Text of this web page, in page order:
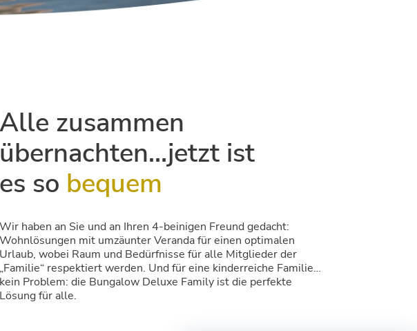
Alle zusammen
übernachten…jetzt ist
es so bequem
Wir haben an Sie und an Ihren 4-beinigen Freund gedacht:
Wohnlösungen mit umzäunter Veranda für einen optimalen
Urlaub, wobei Raum und Bedürfnisse für alle Mitglieder der
„Familie“ respektiert werden. Und für eine kinderreiche Familie…
kein Problem: die Bungalow Deluxe Family ist die perfekte
Lösung für alle.